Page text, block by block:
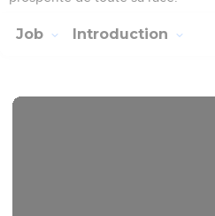
Job Introduction